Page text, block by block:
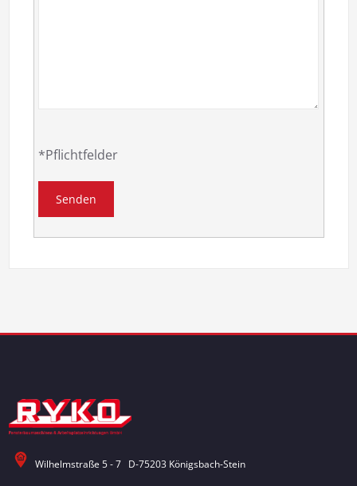
*Pflichtfelder
Wilhelmstraße 5 - 7 D-75203 Königsbach-Stein